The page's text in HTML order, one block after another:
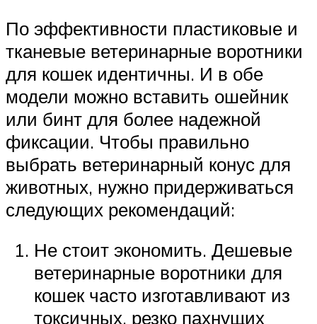
По эффективности пластиковые и
тканевые ветеринарные воротники
для кошек идентичны. И в обе
модели можно вставить ошейник
или бинт для более надежной
фиксации. Чтобы правильно
выбрать ветеринарный конус для
животных, нужно придерживаться
следующих рекомендаций:
Не стоит экономить. Дешевые
ветеринарные воротники для
кошек часто изготавливают из
токсичных, резко пахнущих